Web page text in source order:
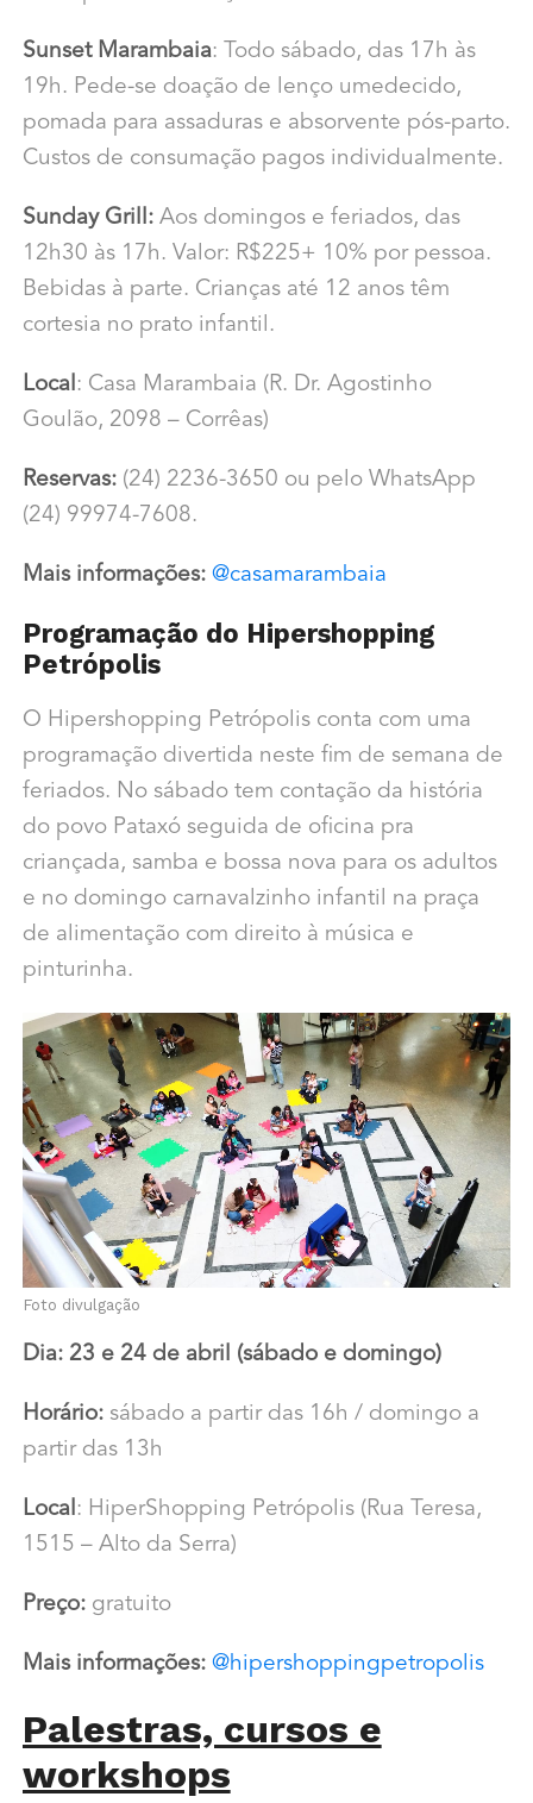
Sunset Marambaia: Todo sábado, das 17h às
19h. Pede-se doação de lenço umedecido,
pomada para assaduras e absorvente pós-parto.
Custos de consumação pagos individualmente.
SundayGrill: Aos domingos e feriados, das
12h30 às 17h. Valor: R$225+ 10% por pessoa.
Bebidas à parte. Crianças até 12 anos têm
cortesia no prato infantil.
Local: Casa Marambaia (R. Dr. Agostinho
Goulão, 2098 – Corrêas)
Reservas:(24) 2236-3650 ou pelo WhatsApp
(24) 99974-7608.
Mais informações: @casamarambaia
Programação do Hipershopping
Petrópolis
O Hipershopping Petrópolis conta com uma
programação divertida neste fim de semana de
feriados. No sábado tem contação da história
do povo Pataxó seguida de oficina pra
criançada, samba e bossa nova para os adultos
e no domingo carnavalzinho infantil na praça
de alimentação com direito à música e
pinturinha.
Foto divulgação
Dia: 23 e 24 de abril (sábado e domingo)
Horário: sábado a partir das 16h / domingo a
partir das 13h
Local: HiperShopping Petrópolis (Rua Teresa,
1515 – Alto da Serra)
Preço: gratuito
Mais informações: @hipershoppingpetropolis
Palestras, cursos e
workshops